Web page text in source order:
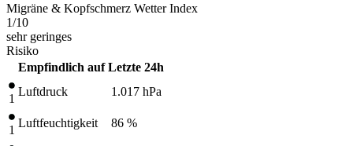
Migräne & Kopfschmerz Wetter Index
1/10
sehr geringes
Risiko
Empfindlich auf Letzte 24h
1
Luftdruck 1.017 hPa
1
Luftfeuchtigkeit 86 %